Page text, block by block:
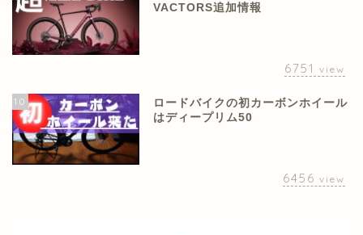
VACTORS追加情報
6751 view
10
ロードバイクの初カーボンホイール
はディープリム50
6456 view